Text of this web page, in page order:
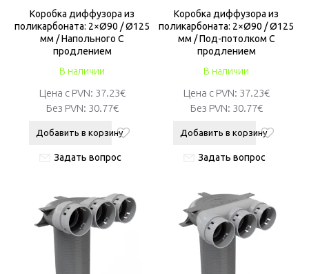
В наличии
Коробкa диффузора из
поликарбоната: 2×Ø90 / Ø125
мм / Напольного С
продлением
Цена с PVN: 37.23€
Без PVN: 30.77€
Добавить в корзину
Задать вопрос
В наличии
Коробкa диффузора из
поликарбоната: 2×Ø90 / Ø125
мм / Под-потолком С
продлением
Цена с PVN: 37.23€
Без PVN: 30.77€
Добавить в корзину
Задать вопрос